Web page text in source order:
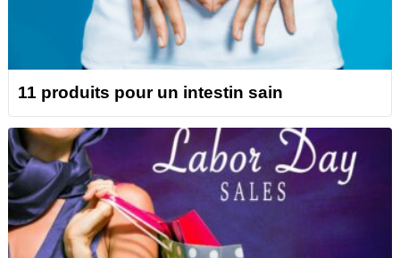
11 produits pour un intestin sain